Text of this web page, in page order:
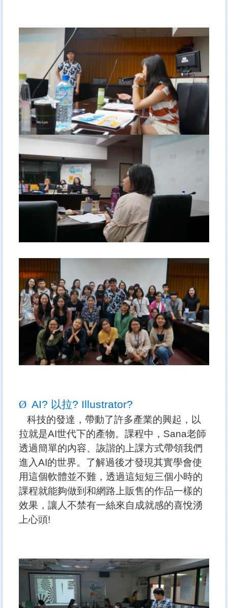
Ø AI? 以拉? Illustrator?
科技的發達，帶動了許多產業的興起，以
拉就是AI世代下的產物。課程中，Sana老師
透過簡單的內容、詼諧的上課方式帶領我們
進入AI的世界。了解過後才發現其實學會使
用這個軟體並不難，透過這短短三個小時的
課程就能夠做到和網路上販售的作品一樣的
效果，讓人不禁有一絲來自成就感的喜悅湧
上心頭!